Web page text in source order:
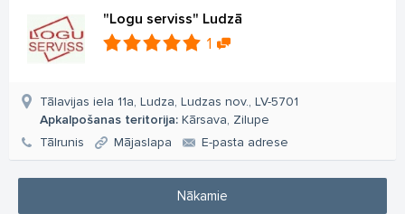
"Logu serviss" Ludzā
1
Tālavijas iela 11a, Ludza, Ludzas nov., LV-5701
Apkalpošanas teritorija: Kārsava, Zilupe
Tālrunis
Mājaslapa E-pasta adrese
Nākamie